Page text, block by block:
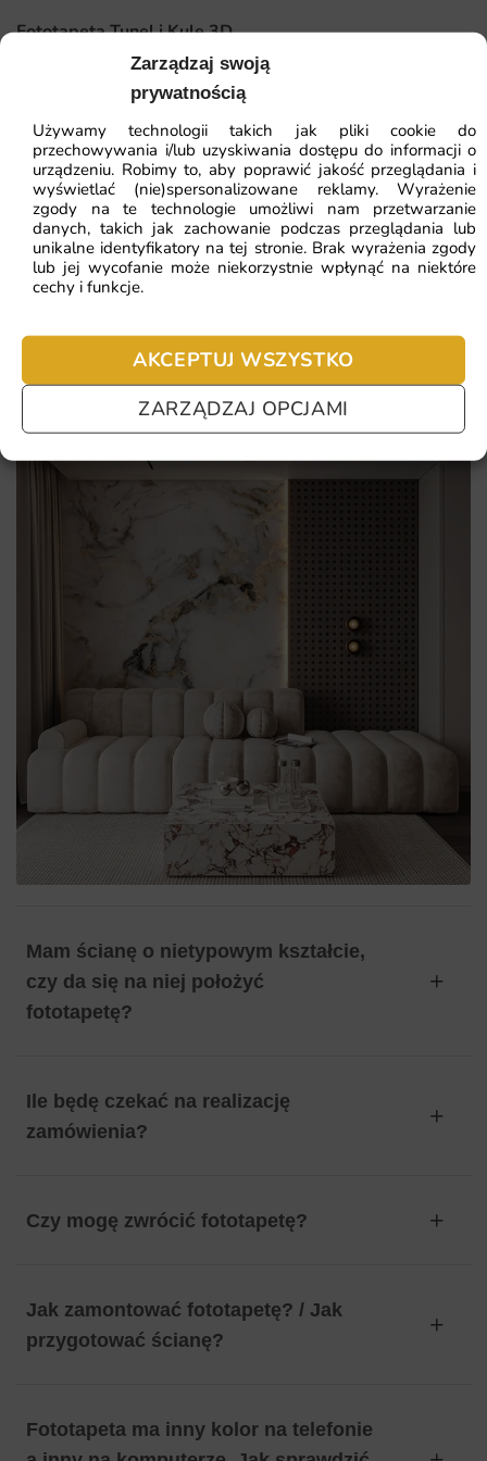
Zarządzaj swoją
prywatnością
Używamy technologii takich jak pliki cookie do
przechowywania i/lub uzyskiwania dostępu do informacji o
urządzeniu. Robimy to, aby poprawić jakość przeglądania i
wyświetlać (nie)spersonalizowane reklamy. Wyrażenie
zgody na te technologie umożliwi nam przetwarzanie
danych, takich jak zachowanie podczas przeglądania lub
unikalne identyfikatory na tej stronie. Brak wyrażenia zgody
lub jej wycofanie może niekorzystnie wpłynąć na niektóre
cechy i funkcje.
AKCEPTUJ WSZYSTKO
ZARZĄDZAJ OPCJAMI
Wysoka jakość materiałów oraz druku, gwarantująca
trwałość i estetykę.
Łatwy montaż, który można wykonać samodzielnie bez
potrzeby zatrudniania specjalistów.
Możliwość zamówienia na wymiar, co pozwala na idealne
dopasowanie do każdego wnętrza.
Fototapeta Tunel i Kule 3D
64.51zł
Najniższa cena z 30 dni:41.93 zł
ZOBACZ WSZYSTKIE
Najczęściej zadawane pytania
nie chcesz czekać – sprawdź najczęściej zadawane pytania.
Mam ścianę o nietypowym kształcie,
czy da się na niej położyć
fototapetę?
Ile będę czekać na realizację
zamówienia?
Czy mogę zwrócić fototapetę?
Jak zamontować fototapetę? / Jak
przygotować ścianę?
Fototapeta ma inny kolor na telefonie